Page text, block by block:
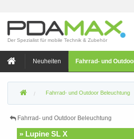
Der Spezialist für mobile Technik & Zubehör
Neuheiten Fahrrad- und
Fahrrad- und Outdoor Beleuchtung
Fahrrad- und Outdoor Beleuchtung
» Lupine SL X